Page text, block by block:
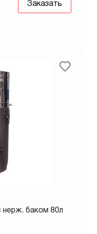
Заказать
баком 80л